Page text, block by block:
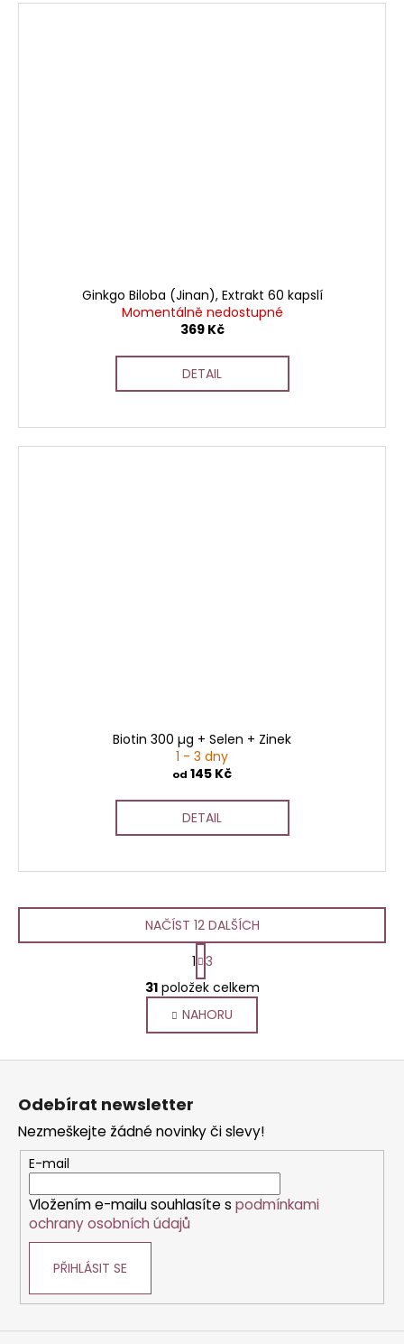
Ginkgo Biloba (Jinan), Extrakt 60 kapslí
Momentálně nedostupné
369 Kč
DETAIL
Biotin 300 µg + Selen + Zinek
1 - 3 dny
od 145 Kč
DETAIL
O
v
l
á
d
p
r
v
k
y
u
NAČÍST 12 DALŠÍCH
S
t
r
á
n
k
1 3
31položek celkem
NAHORU
Z
Odebírat newsletter
Nezmeškejte žádné novinky či slevy!
E-mail
Vložením e-mailu souhlasíte s podmínkami
ochrany osobních údajů
PŘIHLÁSIT SE